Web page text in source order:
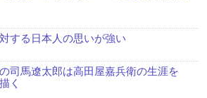
する日本人の思いが強い
司馬遼太郎は高田屋嘉兵衛の生涯を
く